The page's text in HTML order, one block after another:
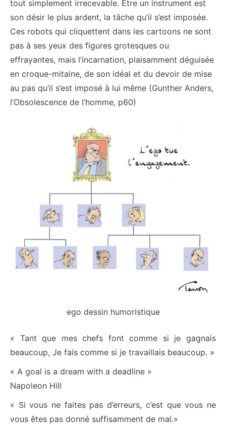
tout simplement irrecevable. Etre un instrument est
son désir le plus ardent, la tâche qu’il s’est imposée.
Ces robots qui cliquettent dans les cartoons ne sont
pas à ses yeux des figures grotesques ou
effrayantes, mais l’incarnation, plaisamment déguisée
en croque-mitaine, de son idéal et du devoir de mise
au pas qu’il s’est imposé à lui même (Gunther Anders,
l’Obsolescence de l’homme, p60)
ego dessin humoristique
« Tant que mes chefs font comme si je gagnais
beaucoup, Je fais comme si je travaillais beaucoup. »
« A goal is a dream with a deadline »
Napoleon Hill
« Si vous ne faites pas d’erreurs, c’est que vous ne
vous êtes pas donné suffisamment de mal.»